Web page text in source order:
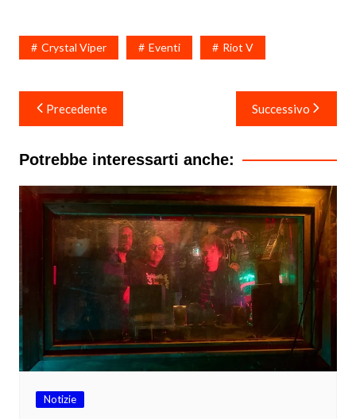
Crystal Viper Eventi Riot V
Navigazione
articoli
Precedente Successivo
Potrebbe interessarti anche:
Notizie